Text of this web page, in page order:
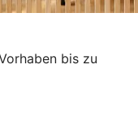
bis zu